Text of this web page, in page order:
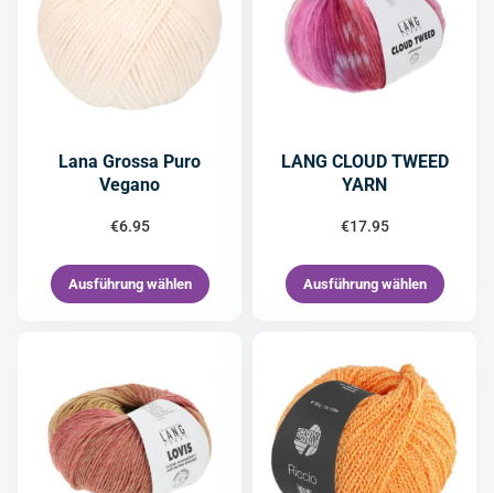
Lana Grossa Puro
Vegano
€6.95
Ausführung wählen
LANG CLOUD TWEED
YARN
€17.95
Ausführung wählen